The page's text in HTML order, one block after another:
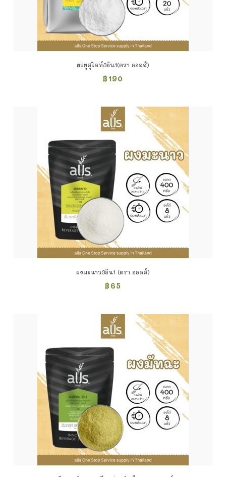
ผงยูสุไลท์3อิน1(ตรา ออลส์)
฿ 190
ผงมะนาว3อิน1 (ตรา ออลส์)
฿ 65